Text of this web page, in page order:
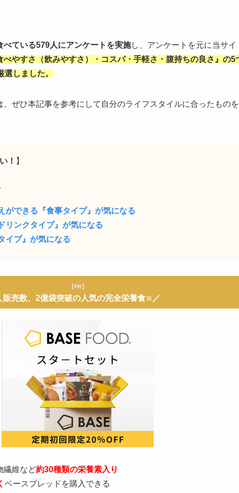
べている579人にアンケートを実施し、アンケートを元に当サ
べやすさ（飲みやすさ）・コスパ・手軽さ・腹持ちの良さ』の5
しました。
ぜひ本記事を参考にして自分のライフスタイルに合ったもの
！ 】
ができる『食事タイプ』が気になる
リンクタイプ』が気になる
イプ』が気になる
【PR】
販売数、2億袋突破の人気の完全栄養食※ ／
繊維など約30種類の栄養素入り
ベースブレッドを購入できる